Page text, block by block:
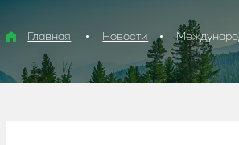
Главная Новости